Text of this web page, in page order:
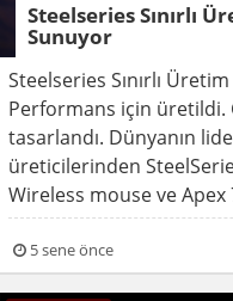
Steelseries Sınırlı
Sunuyor
Steelseries Sınırlı
Performans için üretildi.
tasarlandı. Dünyanın
üreticilerinden
Wireless mouse ve Apex
5 sene önce